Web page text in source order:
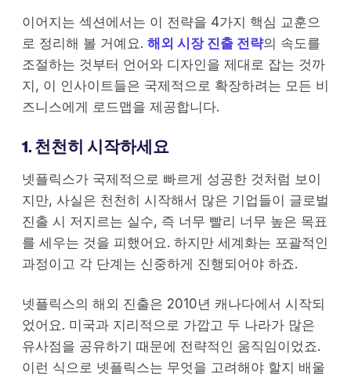
이어지는 섹션에서는 이 전략을 4가지 핵심 교훈으
로 정리해 볼 거예요. 해외 시장 진출 전략의 속도를
조절하는 것부터 언어와 디자인을 제대로 잡는 것까
지, 이 인사이트들은 국제적으로 확장하려는 모든 비
즈니스에게 로드맵을 제공합니다.
1. 천천히 시작하세요
넷플릭스가 국제적으로 빠르게 성공한 것처럼 보이
지만, 사실은 천천히 시작해서 많은 기업들이 글로벌
진출 시 저지르는 실수, 즉 너무 빨리 너무 높은 목표
를 세우는 것을 피했어요. 하지만 세계화는 포괄적인
과정이고 각 단계는 신중하게 진행되어야 하죠.
넷플릭스의 해외 진출은 2010년 캐나다에서 시작되
었어요. 미국과 지리적으로 가깝고 두 나라가 많은
유사점을 공유하기 때문에 전략적인 움직임이었죠.
이런 식으로 넷플릭스는 무엇을 고려해야 할지 배울